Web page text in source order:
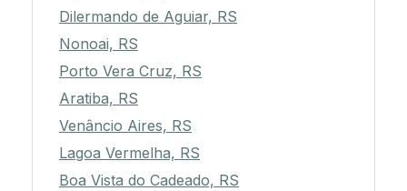
Dilermando de Aguiar, RS
Nonoai, RS
Porto Vera Cruz, RS
Aratiba, RS
Venâncio Aires, RS
Lagoa Vermelha, RS
Boa Vista do Cadeado, RS